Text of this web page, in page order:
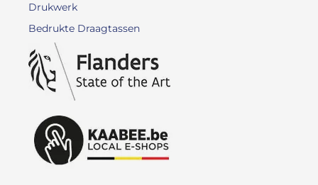
Drukwerk
Bedrukte Draagtassen